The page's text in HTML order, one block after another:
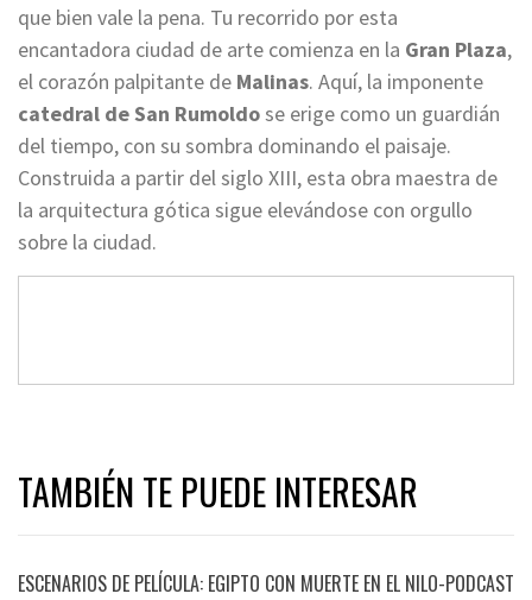
que bien vale la pena. Tu recorrido por esta
encantadora ciudad de arte comienza en la Gran Plaza,
el corazón palpitante de Malinas. Aquí, la imponente
catedral de San Rumoldose erige como un guardián
del tiempo, con su sombra dominando el paisaje.
Construida a partir del siglo XIII, esta obra maestra de
la arquitectura gótica sigue elevándose con orgullo
sobre la ciudad.
TAMBIÉN TE PUEDE INTERESAR
ESCENARIOS DE PELÍCULA: EGIPTO CON MUERTE EN EL NILO-PODCAST